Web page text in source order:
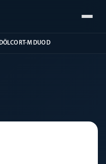
DÖLCO RT-M DUO D